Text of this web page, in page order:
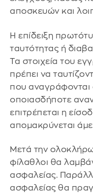
αποσκευών και
Η επίδειξη
ταυτότητας ή
Τα στοιχεία του
πρέπει να
που αναγράφονται
οποιασδήποτε
επιτρέπεται η
απομακρύνεται
Μετά την
φίλαθλοι θα
ασφαλείας.
ασφαλείας θα